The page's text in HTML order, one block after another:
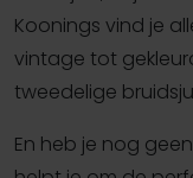
Koonings vind je
vintage tot
tweedelige
En heb je nog